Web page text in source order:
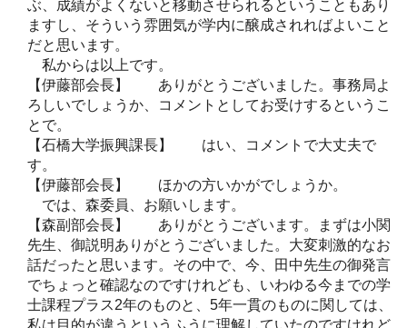
ぶ、成績がよくないと移動させられるということもあり
ますし、そういう雰囲気が学内に醸成されればよいこと
だと思います。
私からは以上です。
【伊藤部会長】 ありがとうございました。事務局よ
ろしいでしょうか、コメントとしてお受けするというこ
とで。
【石橋大学振興課長】 はい、コメントで大丈夫で
す。
【伊藤部会長】 ほかの方いかがでしょうか。
では、森委員、お願いします。
【森副部会長】 ありがとうございます。まずは小関
先生、御説明ありがとうございました。大変刺激的なお
話だったと思います。その中で、今、田中先生の御発言
でちょっと確認なのですけれども、いわゆる今までの学
士課程プラス2年のものと、5年一貫のものに関しては、
私は目的が違うというふうに理解していたのですけれど